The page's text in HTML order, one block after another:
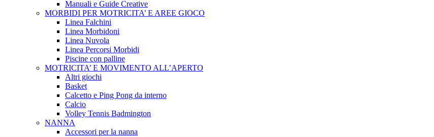
Manuali e Guide Creative
MORBIDI PER MOTRICITA’ E AREE GIOCO
Linea Falchini
Linea Morbidoni
Linea Nuvola
Linea Percorsi Morbidi
Piscine con palline
MOTRICITA’ E MOVIMENTO ALL’APERTO
Altri giochi
Basket
Calcetto e Ping Pong da interno
Calcio
Volley Tennis Badmington
NANNA
Accessori per la nanna